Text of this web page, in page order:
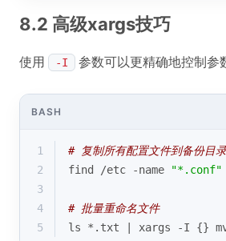
8.2 高级xargs技巧
使用 -I 参数可以更精确地控制参
BASH
1
# 复制所有配置文件到备份目录
2
find /etc -name "*.conf"
3
4
# 批量重命名文件
5
ls *.txt | xargs -I {}